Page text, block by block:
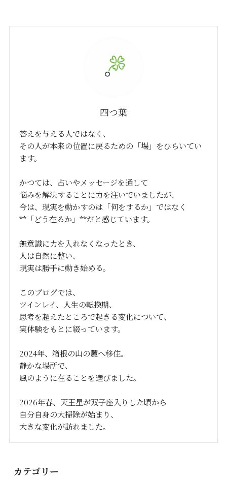
四つ葉
答えを与える人ではなく、
その人が本来の位置に戻るための「場」をひらいてい
ます。
かつては、占いやメッセージを通して
悩みを解決することに力を注いでいましたが、
今は、現実を動かすのは「何をするか」ではなく
**「どう在るか」**だと感じています。
無意識に力を入れなくなったとき、
人は自然に整い、
現実は勝手に動き始める。
このブログでは、
ツインレイ、人生の転換期、
思考を超えたところで起きる変化について、
実体験をもとに綴っています。
2024年、箱根の山の麓へ移住。
静かな場所で、
風のように在ることを選びました。
2026年春、天王星が双子座入りした頃から
自分自身の大掃除が始まり、
大きな変化が訪れました。
カテゴリー